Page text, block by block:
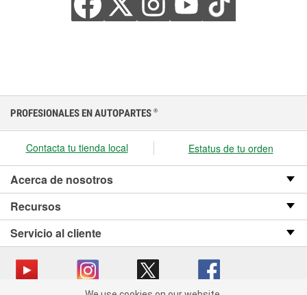
PROFESIONALES EN AUTOPARTES ®
Contacta tu tienda local Estatus de tu orden
Acerca de nosotros
Recursos
Servicio al cliente